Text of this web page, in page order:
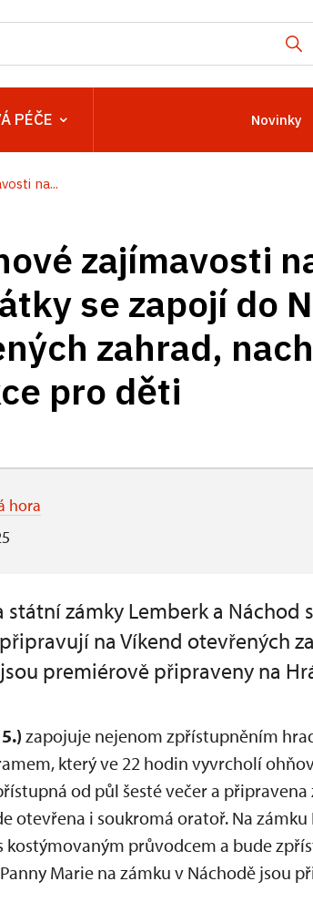
PÉČE Novinky
na...
zajímavosti
se zapojí do
zahrad,
pro děti
hora
státní zámky Lemberk a Náchod
na Víkend otevřených
premiérově připraveny na
zapojuje nejenom zpřístupněním
který ve 22 hodin vyvrcholí
od půl šesté večer a připravena
otevřena i soukromá oratoř. Na zámku
průvodcem a bude
Marie na zámku v Náchodě jsou